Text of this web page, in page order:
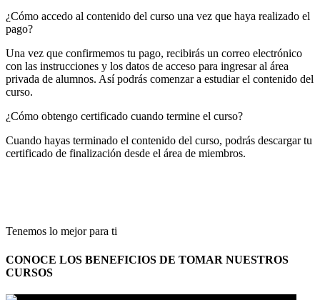
¿Cómo accedo al contenido del curso una vez que haya realizado el
pago?
Una vez que confirmemos tu pago, recibirás un correo electrónico
con las instrucciones y los datos de acceso para ingresar al área
privada de alumnos. Así podrás comenzar a estudiar el contenido del
curso.
¿Cómo obtengo certificado cuando termine el curso?
Cuando hayas terminado el contenido del curso, podrás descargar tu
certificado de finalización desde el área de miembros.
Tenemos lo mejor para ti
CONOCE LOS BENEFICIOS DE TOMAR NUESTROS
CURSOS